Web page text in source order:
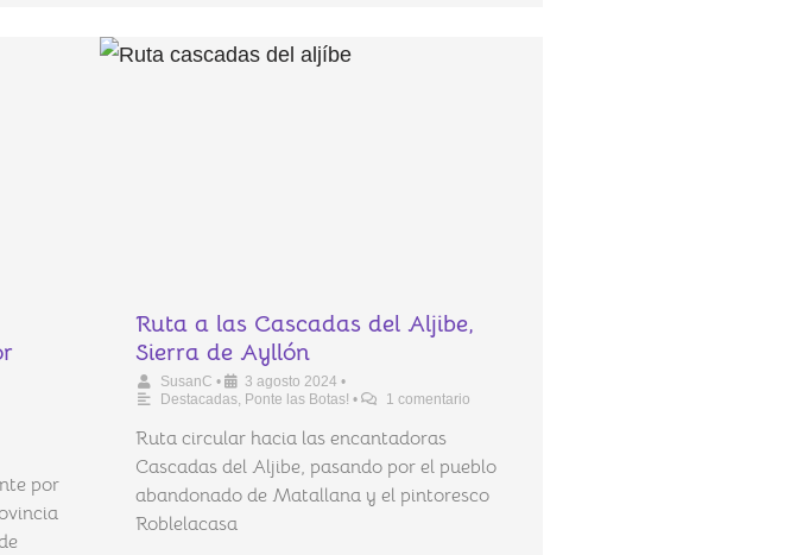
por
Ruta a las Cascadas del Aljibe,
Sierra de Ayllón
SusanC • 3 agosto 2024 •
Destacadas, Ponte las Botas! • 1 comentario
Ruta circular hacia las encantadoras
Cascadas del Aljibe, pasando por el pueblo
abandonado de Matallana y el pintoresco
Roblelacasa